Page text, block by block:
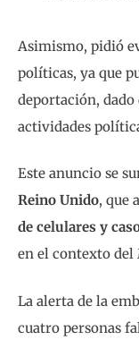
Asimismo, pidió
políticas, ya que
deportación,
actividades
Este anuncio se
Reino Unido, que
de celulares y
en el contexto del
La alerta de la
cuatro personas